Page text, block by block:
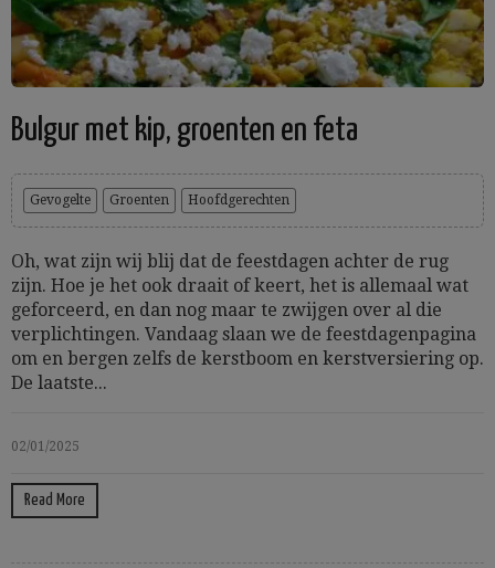
Bulgur met kip, groenten en feta
Gevogelte Groenten Hoofdgerechten
Oh, wat zijn wij blij dat de feestdagen achter de rug
zijn. Hoe je het ook draait of keert, het is allemaal wat
geforceerd, en dan nog maar te zwijgen over al die
verplichtingen. Vandaag slaan we de feestdagenpagina
om en bergen zelfs de kerstboom en kerstversiering op.
De laatste...
02/01/2025
Read More